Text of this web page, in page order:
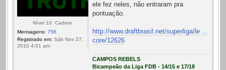
Nível 10: Cadete
Mensagens: 756
Registrado em: Sáb Nov 27,
2010 4:01 am
ele fez neles, não entraram pra
pontuação.
http://www.draftbrasil.net/superliga/le ...
core/12626
CAMPOS REBELS
Bicampeão da Liga FDB - 14/15 e 17/18